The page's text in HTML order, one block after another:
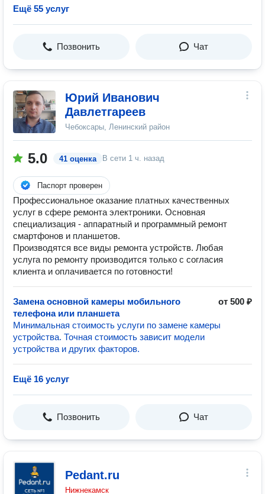
Ещё 55 услуг
Позвонить Чат
Юрий Иванович
Давлетгареев
Чебоксары, Ленинский район
5.0 41 оценка В сети 1 ч. назад
Паспорт проверен
Профессиональное оказание платных качественных
услуг в сфере ремонта электроники. Основная
специализация - аппаратный и программный ремонт
смартфонов и планшетов.
Производятся все виды ремонта устройств. Любая
услуга по ремонту производится только с согласия
клиента и оплачивается по готовности!
Замена основной камеры мобильного
телефона или планшета
от 500 ₽
Минимальная стоимость услуги по замене камеры
устройства. Точная стоимость зависит модели
устройства и других факторов.
Ещё 16 услуг
Позвонить Чат
Pedant.ru
Нижнекамск